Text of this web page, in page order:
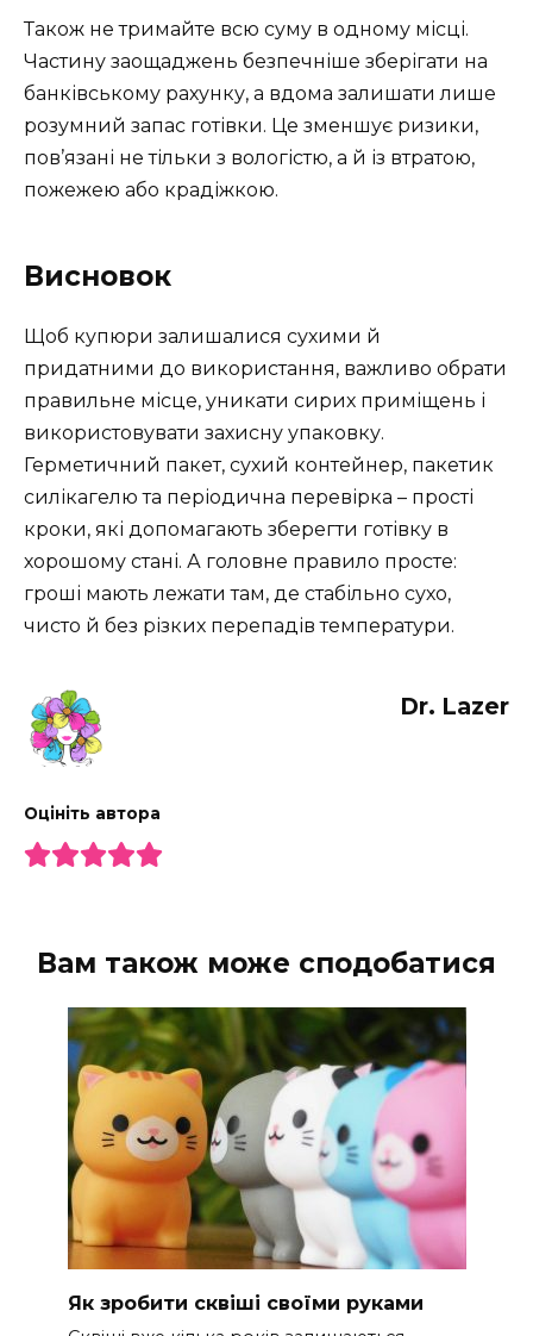
Також не тримайте всю суму в одному місці.
Частину заощаджень безпечніше зберігати на
банківському рахунку, а вдома залишати лише
розумний запас готівки. Це зменшує ризики,
пов’язані не тільки з вологістю, а й із втратою,
пожежею або крадіжкою.
Висновок
Щоб купюри залишалися сухими й
придатними до використання, важливо обрати
правильне місце, уникати сирих приміщень і
використовувати захисну упаковку.
Герметичний пакет, сухий контейнер, пакетик
силікагелю та періодична перевірка – прості
кроки, які допомагають зберегти готівку в
хорошому стані. А головне правило просте:
гроші мають лежати там, де стабільно сухо,
чисто й без різких перепадів температури.
Dr. Lazer
Оцініть автора
Вам також може сподобатися
Як зробити сквіші своїми руками